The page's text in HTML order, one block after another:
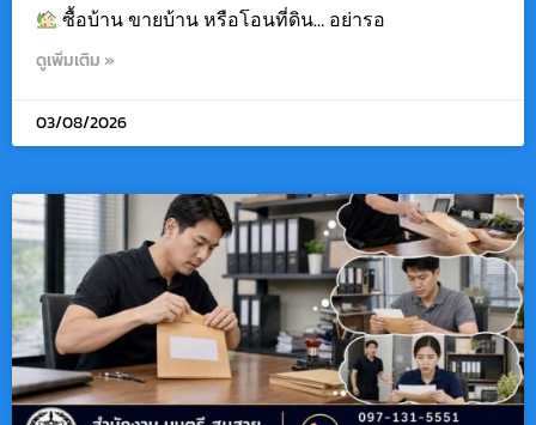
ซื้อบ้าน ขายบ้าน หรือโอนที่ดิน… อย่ารอ
ดูเพิ่มเติม »
03/08/2026